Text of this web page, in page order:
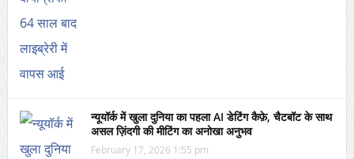
न्यूयॉर्क में खुला दुनिया का पहला AI डेटिंग कैफ़े, चैटबॉट के साथ
असल ज़िंदगी की मीटिंग का अनोखा अनुभव
February 17, 2026 1:55 pm